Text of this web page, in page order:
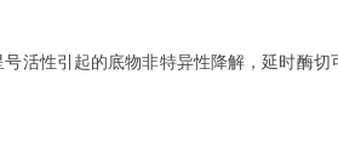
活性引起的底物非特异性降解，延时酶切